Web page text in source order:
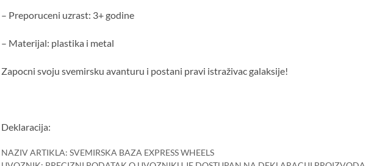
– Preporuceni uzrast: 3+ godine
– Materijal: plastika i metal
Zapocni svoju svemirsku avanturu i postani pravi istraživac galaksije!
Deklaracija:
NAZIV ARTIKLA: SVEMIRSKA BAZA EXPRESS WHEELS